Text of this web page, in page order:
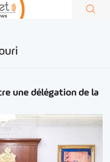
une délégation de la